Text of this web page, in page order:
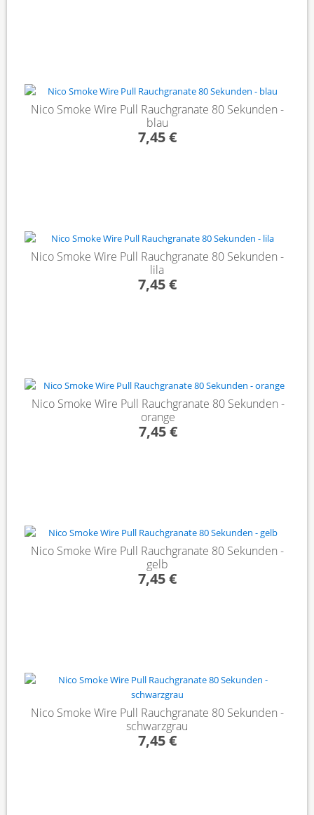
Nico Smoke Wire Pull Rauchgranate 80 Sekunden -
blau
7,45 €
Nico Smoke Wire Pull Rauchgranate 80 Sekunden -
lila
7,45 €
Nico Smoke Wire Pull Rauchgranate 80 Sekunden -
orange
7,45 €
Nico Smoke Wire Pull Rauchgranate 80 Sekunden -
gelb
7,45 €
Nico Smoke Wire Pull Rauchgranate 80 Sekunden -
schwarzgrau
7,45 €